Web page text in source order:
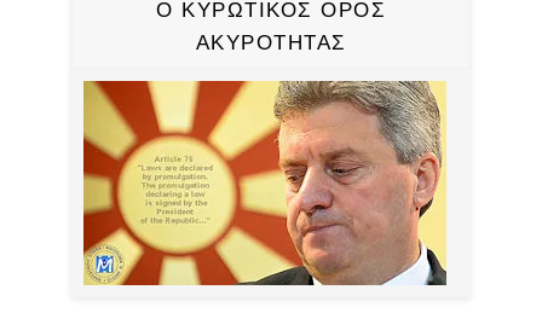
Ο ΚΥΡΩΤΙΚΟΣ ΟΡΟΣ
ΑΚΥΡΟΤΗΤΑΣ